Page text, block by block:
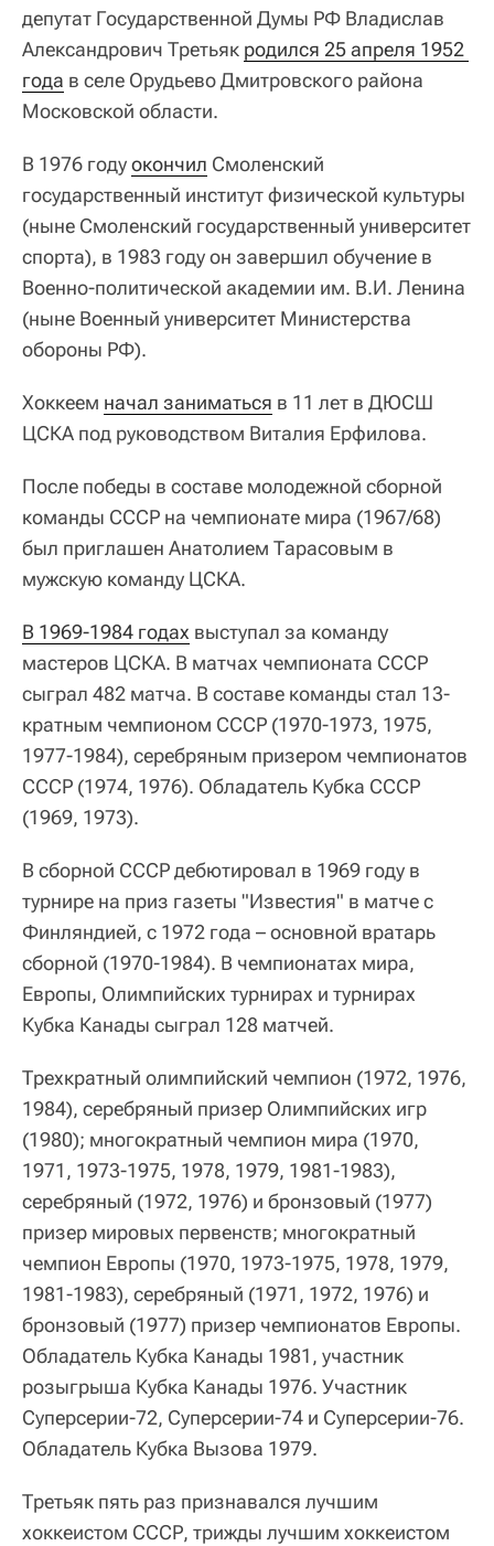
депутат Государственной Думы РФ Владислав
Александрович Третьяк родился 25 апреля 1952
года в селе Орудьево Дмитровского района
Московской области.
В 1976 годуокончил Смоленский
государственный институт физической культуры
(ныне Смоленский государственный университет
спорта), в 1983 году он завершил обучение в
Военно-политической академии им. В.И. Ленина
(ныне Военный университет Министерства
обороны РФ).
Хоккеем начал заниматься в 11 лет в ДЮСШ
ЦСКА под руководством Виталия Ерфилова.
После победы в составе молодежной сборной
команды СССР на чемпионате мира (1967/68)
был приглашен Анатолием Тарасовым в
мужскую команду ЦСКА.
В 1969-1984 годах выступал за команду
мастеров ЦСКА. В матчах чемпионата СССР
сыграл 482 матча. В составе команды стал 13-
кратным чемпионом СССР (1970-1973, 1975,
1977-1984), серебряным призером чемпионатов
СССР (1974, 1976). Обладатель Кубка СССР
(1969, 1973).
В сборной СССР дебютировал в 1969 году в
турнире на приз газеты "Известия" в матче с
Финляндией, с 1972 года – основной вратарь
сборной (1970-1984). В чемпионатах мира,
Европы, Олимпийских турнирах и турнирах
Кубка Канады сыграл 128 матчей.
Трехкратный олимпийский чемпион (1972, 1976,
1984), серебряный призер Олимпийских игр
(1980); многократный чемпион мира (1970,
1971, 1973-1975, 1978, 1979, 1981-1983),
серебряный (1972, 1976) и бронзовый (1977)
призер мировых первенств; многократный
чемпион Европы (1970, 1973-1975, 1978, 1979,
1981-1983), серебряный (1971, 1972, 1976) и
бронзовый (1977) призер чемпионатов Европы.
Обладатель Кубка Канады 1981, участник
розыгрыша Кубка Канады 1976. Участник
Суперсерии-72, Суперсерии-74 и Суперсерии-76.
Обладатель Кубка Вызова 1979.
Третьяк пять раз признавался лучшим
хоккеистом СССР, трижды лучшим хоккеистом